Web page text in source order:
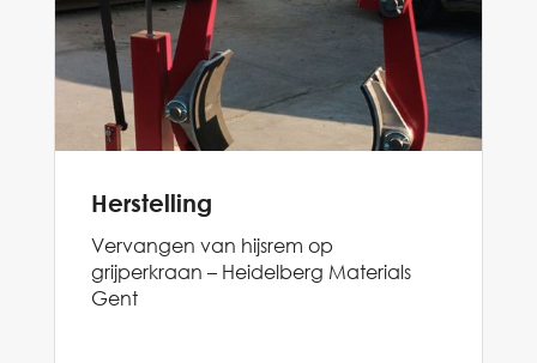
Herstelling
Vervangen van hijsrem op
grijperkraan – Heidelberg Materials
Gent